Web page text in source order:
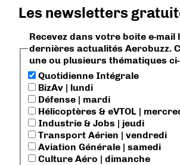
Les newsletters
Recevez dans votre boite e-mail
dernières actualités Aerobuzz.
une ou plusieurs thématiques
Quotidienne Intégrale
BizAv | lundi
Défense | mardi
Hélicoptères & eVTOL |
Industrie & Jobs | jeudi
Transport Aérien | vendredi
Aviation Générale | samedi
Culture Aéro | dimanche